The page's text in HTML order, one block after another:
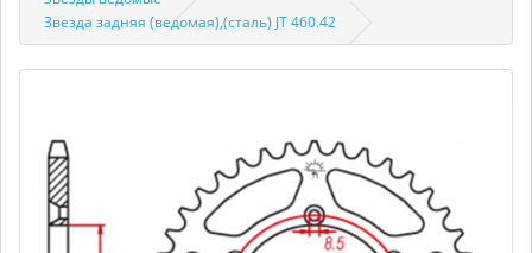
Звезда задняя (ведомая),(сталь) JT 460.42